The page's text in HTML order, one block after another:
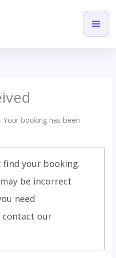
booking has been
find your booking.
be incorrect
need
contact our